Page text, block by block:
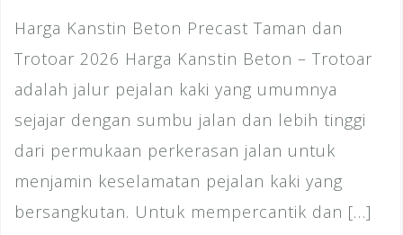
Harga Kanstin Beton Precast Taman dan
Trotoar 2026 Harga Kanstin Beton – Trotoar
adalah jalur pejalan kaki yang umumnya
sejajar dengan sumbu jalan dan lebih tinggi
dari permukaan perkerasan jalan untuk
menjamin keselamatan pejalan kaki yang
bersangkutan. Untuk mempercantik dan […]